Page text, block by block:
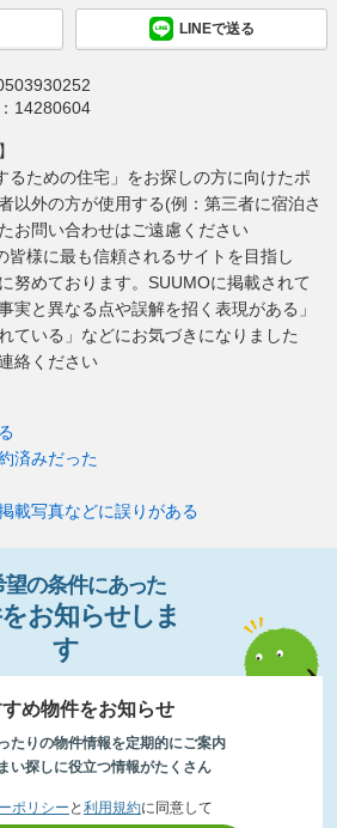
LINEで送る
14280604
るための住宅」をお探しの方に向けたポ
以外の方が使用する(例：第三者に宿泊さ
お問い合わせはご遠慮ください
皆様に最も信頼されるサイトを目指し
努めております。SUUMOに掲載されて
実と異なる点や誤解を招く表現がある」
ている」などにお気づきになりました
絡ください
済みだった
載写真などに誤りがある
望の条件にあった
をお知らせし ま
す
め物件をお知らせ
たりの物件情報を定期的にご案内
い探しに役立つ情報がたくさん
ポリシー と 利用規約に同意して